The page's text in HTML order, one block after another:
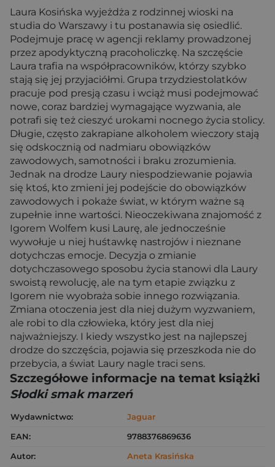
Laura Kosińska wyjeżdża z rodzinnej wioski na
studia do Warszawy i tu postanawia się osiedlić.
Podejmuje pracę w agencji reklamy prowadzonej
przez apodyktyczną pracoholiczkę. Na szczęście
Laura trafia na współpracowników, którzy szybko
stają się jej przyjaciółmi. Grupa trzydziestolatków
pracuje pod presją czasu i wciąż musi podejmować
nowe, coraz bardziej wymagające wyzwania, ale
potrafi się też cieszyć urokami nocnego życia stolicy.
Długie, często zakrapiane alkoholem wieczory stają
się odskocznią od nadmiaru obowiązków
zawodowych, samotności i braku zrozumienia.
Jednak na drodze Laury niespodziewanie pojawia
się ktoś, kto zmieni jej podejście do obowiązków
zawodowych i pokaże świat, w którym ważne są
zupełnie inne wartości. Nieoczekiwana znajomość z
Igorem Wolfem kusi Laurę, ale jednocześnie
wywołuje u niej huśtawkę nastrojów i nieznane
dotychczas emocje. Decyzja o zmianie
dotychczasowego sposobu życia stanowi dla Laury
swoistą rewolucję, ale na tym etapie związku z
Igorem nie wyobraża sobie innego rozwiązania.
Zmiana otoczenia jest dla niej dużym wyzwaniem,
ale robi to dla człowieka, który jest dla niej
najważniejszy. I kiedy wszystko jest na najlepszej
drodze do szczęścia, pojawia się przeszkoda nie do
przebycia, a świat Laury nagle traci sens.
Szczegółowe informacje na temat książki
Słodki smak marzeń
Wydawnictwo:
Jaguar
EAN:
9788376869636
Autor:
Aneta Krasińska